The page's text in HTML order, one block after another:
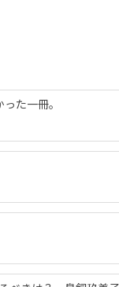
た一冊。